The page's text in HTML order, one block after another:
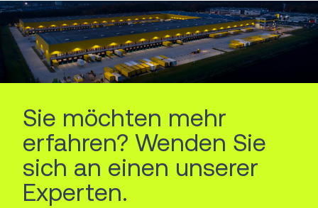
Sie möchten mehr
erfahren? Wenden Sie
sich an einen unserer
Experten.